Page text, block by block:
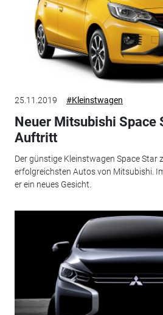
25.11.2019 #Kleinstwagen
Neuer Mitsubishi Space
Auftritt
Der günstige Kleinstwagen Space Star
erfolgreichsten Autos von Mitsubishi.
er ein neues Gesicht.